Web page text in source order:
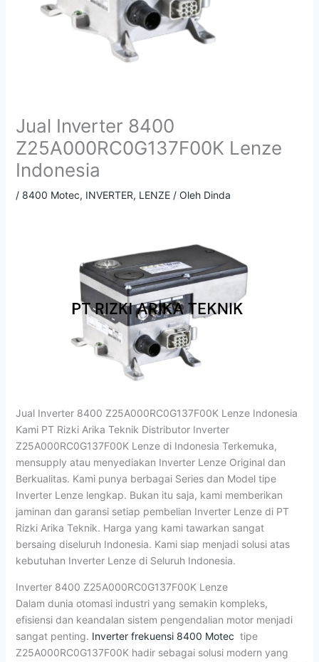
Jual Inverter 8400
Z25A000RC0G137F00K Lenze
Indonesia
/ 8400 Motec, INVERTER, LENZE/ Oleh Dinda
Jual Inverter 8400 Z25A000RC0G137F00K Lenze Indonesia
Kami PT Rizki Arika Teknik Distributor Inverter
Z25A000RC0G137F00K Lenze di Indonesia Terkemuka,
mensupply atau menyediakan Inverter Lenze Original dan
Berkualitas. Kami punya berbagai Series dan Model tipe
Inverter Lenze lengkap. Bukan itu saja, kami memberikan
jaminan dan garansi setiap pembelian Inverter Lenze di PT
Rizki Arika Teknik. Harga yang kami tawarkan sangat
bersaing diseluruh Indonesia. Kami siap menjadi solusi atas
kebutuhan Inverter Lenze di Seluruh Indonesia.
Inverter 8400 Z25A000RC0G137F00K Lenze
Dalam dunia otomasi industri yang semakin kompleks,
efisiensi dan keandalan sistem pengendalian motor menjadi
sangat penting. Inverter frekuensi 8400 Motec tipe
Z25A000RC0G137F00K hadir sebagai solusi modern yang